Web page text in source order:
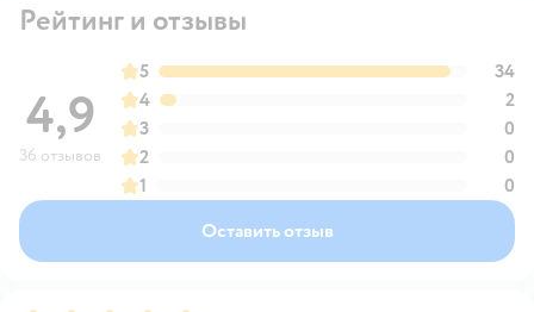
Рейтинг и отзывы
4,9
36 отзывов
5
34
4
2
3
0
2
0
1
0
Оставить отзыв